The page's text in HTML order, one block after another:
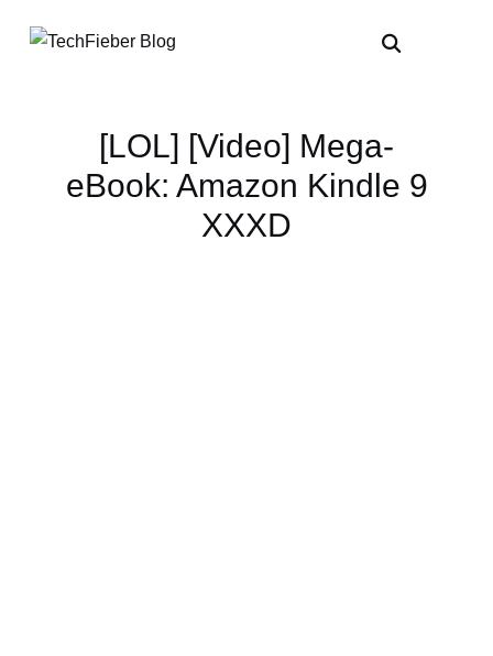
[LOL] [Video] Mega-
eBook: Amazon Kindle 9
XXXD